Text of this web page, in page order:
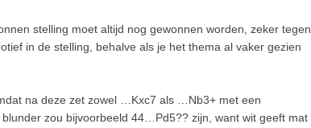
stelling moet altijd nog gewonnen worden, zeker tegen
in de stelling, behalve als je het thema al vaker gezien
na deze zet zowel …Kxc7 als …Nb3+ met een
zou bijvoorbeeld 44…Pd5?? zijn, want wit geeft mat